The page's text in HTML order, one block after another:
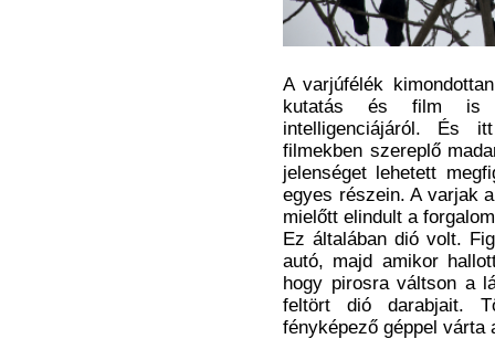
A varjúfélék
kutatás és film is
intelligenciájáról. És
filmekben szereplő
jelenséget lehetett
egyes részein. A varjak
mielőtt elindult a
Ez általában dió volt.
autó, majd amikor
hogy pirosra váltson a
feltört dió darabjait.
fényképező géppel várta